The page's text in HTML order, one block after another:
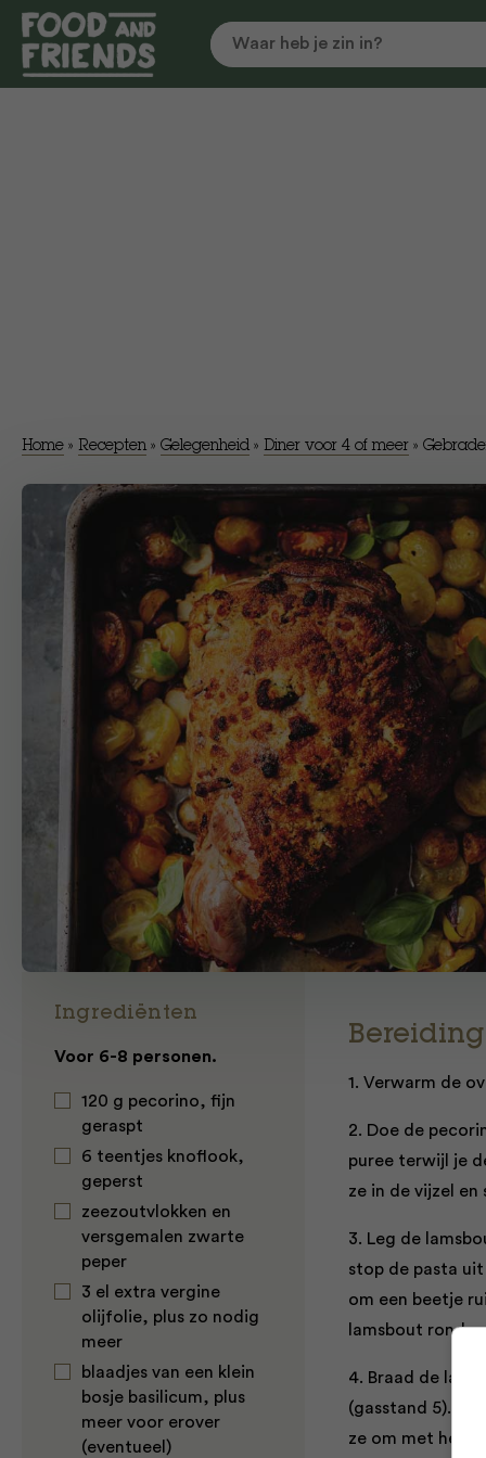
Home » Recepten » Gelegenheid » Diner voor 4 of meer »
Ingrediënten
Voor 6-8 personen.
120 g pecorino, fijn
geraspt
6 teentjes knoflook,
geperst
zeezoutvlokken en
versgemalen zwarte
peper
3 el extra vergine
olijfolie, plus zo nodig
meer
blaadjes van een klein
bosje basilicum, plus
meer voor erover
(eventueel)
Bereiding
1. Verwarm de
2. Doe de
puree terwijl je
ze in de vijzel en
3. Leg de
stop de pasta
om een beetje
lamsbout
4. Braad de
(gasstand 5).
ze om met het